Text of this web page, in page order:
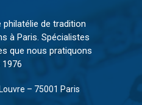
philatélie de tradition
à Paris. Spécialistes
que nous pratiquons
– 75001 Paris